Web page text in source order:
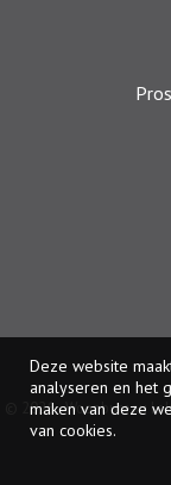
© 2026 - Woonbureau
Deze website
analyseren en het
maken van deze
van cookies.